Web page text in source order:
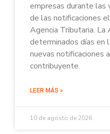
empresas durante las
de las notificaciones
Agencia Tributaria.
determinados días en
nuevas notificaciones
contribuyente.
LEER MÁS »
10 de agosto de 2026